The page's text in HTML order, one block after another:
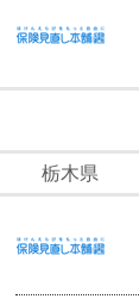
栃木県